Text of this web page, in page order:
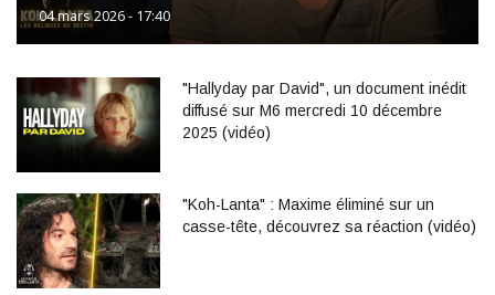
04 mars 2026 - 17:40
"Hallyday par David", un document inédit
diffusé sur M6 mercredi 10 décembre
2025 (vidéo)
"Koh-Lanta" : Maxime éliminé sur un
casse-tête, découvrez sa réaction (vidéo)